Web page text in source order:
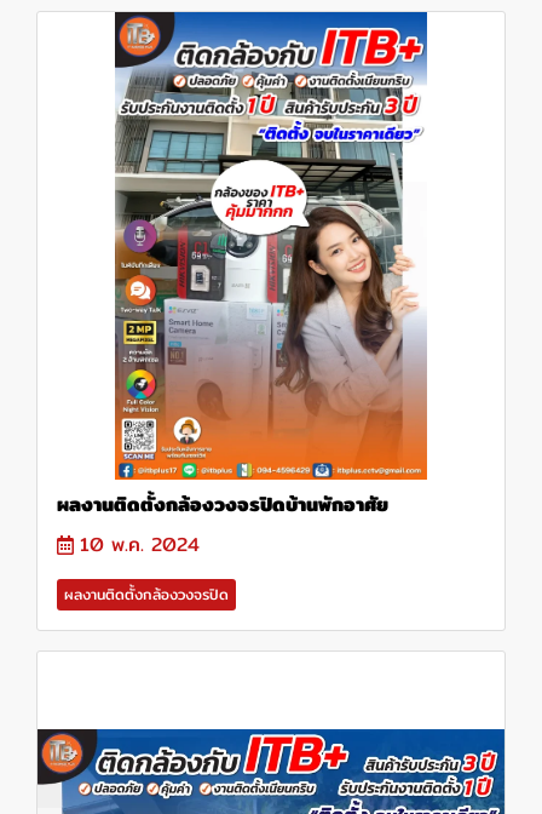
ผลงานติดตั้งกล้องวงจรปิดบ้านพักอาศัย
10 พ.ค. 2024
ผลงานติดตั้งกล้องวงจรปิด